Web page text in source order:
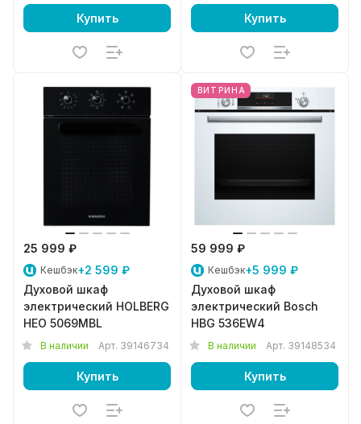
Купить Купить
25 999 ₽
Кешбэк+2 599 ₽
Духовой шкаф
электрический HOLBERG
HEO 5069MBL
В наличии Арт. 39146734
Купить
ВИТРИНА
59 999 ₽
Кешбэк+5 999 ₽
Духовой шкаф
электрический Bosch
HBG 536EW4
В наличии Арт. 39148534
Купить